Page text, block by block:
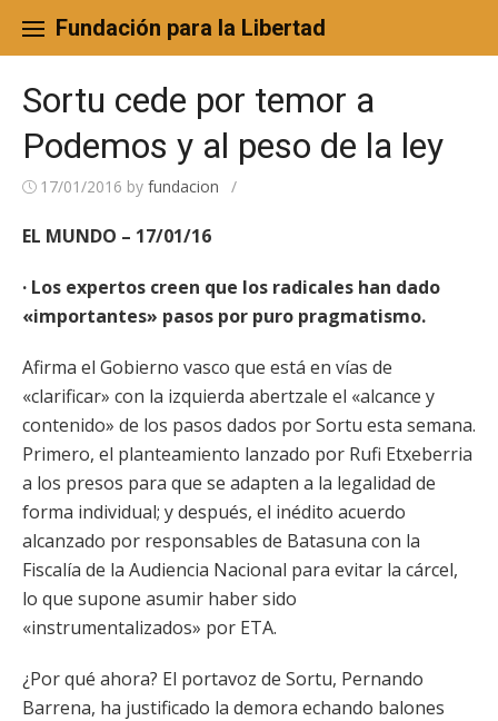
content
Fundación para la Libertad
Sortu cede por temor a
Podemos y al peso de la ley
17/01/2016 by fundacion /
EL MUNDO – 17/01/16
· Los expertos creen que los radicales han dado
«importantes» pasos por puro pragmatismo.
Afirma el Gobierno vasco que está en vías de
«clarificar» con la izquierda abertzale el «alcance y
contenido» de los pasos dados por Sortu esta semana.
Primero, el planteamiento lanzado por Rufi Etxeberria
a los presos para que se adapten a la legalidad de
forma individual; y después, el inédito acuerdo
alcanzado por responsables de Batasuna con la
Fiscalía de la Audiencia Nacional para evitar la cárcel,
lo que supone asumir haber sido
«instrumentalizados» por ETA.
¿Por qué ahora? El portavoz de Sortu, Pernando
Barrena, ha justificado la demora echando balones